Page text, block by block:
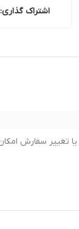
اشتراک گذاری: